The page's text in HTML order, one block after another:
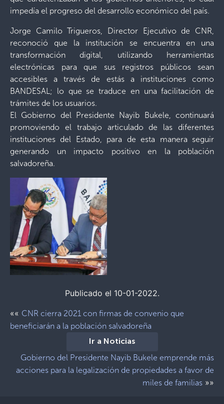
impedía el progreso del desarrollo económico del país.
Jorge Camilo Trigueros, Director Ejecutivo de CNR,
reconoció que la institución se encuentra en una
transformación digital, utilizando herramientas
electrónicas para que sus registros públicos sean
accesibles a través de estás a instituciones como
BANDESAL; lo que se traduce en una facilitación de
trámites de los usuarios.
El Gobierno del Presidente Nayib Bukele, continuará
promoviendo el trabajo articulado de las diferentes
instituciones del Estado, para de esta manera seguir
generando un impacto positivo en la población
salvadoreña.
Publicado el 10-01-2022.
«« CNR cierra 2021 con firmas de convenio que
beneficiarán a la población salvadoreña
Ir a Noticias
Gobierno del Presidente Nayib Bukele emprende más
acciones para la legalización de propiedades a favor de
miles de familias »»